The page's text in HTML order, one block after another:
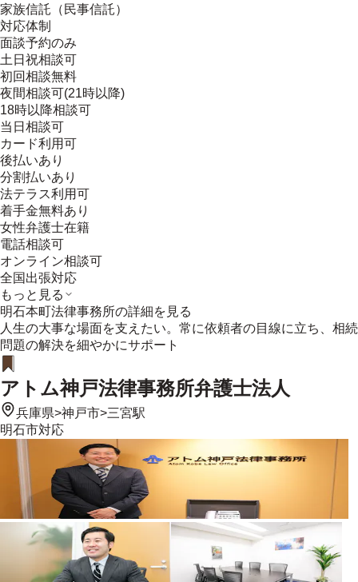
家族信託（民事信託）
対応体制
面談予約のみ
土日祝相談可
初回相談無料
夜間相談可(21時以降)
18時以降相談可
当日相談可
カード利用可
後払いあり
分割払いあり
法テラス利用可
着手金無料あり
女性弁護士在籍
電話相談可
オンライン相談可
全国出張対応
もっと見る
明石本町法律事務所の詳細を見る
人生の大事な場面を支えたい。常に依頼者の目線に立ち、相続
問題の解決を細やかにサポート
アトム神戸法律事務所弁護士法人
兵庫県>神戸市>三宮駅
明石市対応